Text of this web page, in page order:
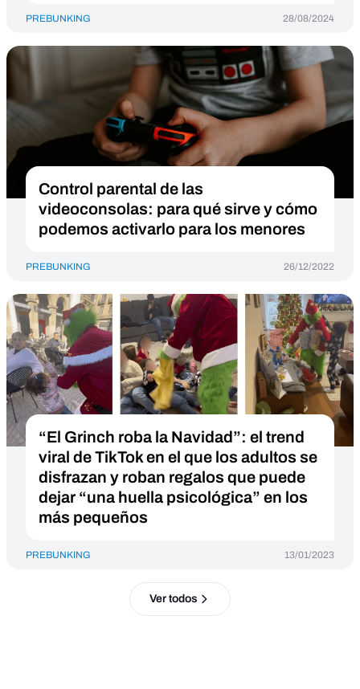
PREBUNKING 28/08/2024
Control parental de las
videoconsolas: para qué sirve y cómo
podemos activarlo para los menores
PREBUNKING 26/12/2022
“El Grinch roba la Navidad”: el trend
viral de TikTok en el que los adultos se
disfrazan y roban regalos que puede
dejar “una huella psicológica” en los
más pequeños
PREBUNKING 13/01/2023
Ver todos